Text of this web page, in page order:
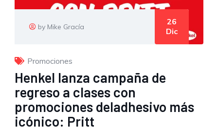
by Mike Gracía
26
Dic
Promociones
Henkel lanza campaña de
regreso a clases con
promociones deladhesivo más
icónico: Pritt